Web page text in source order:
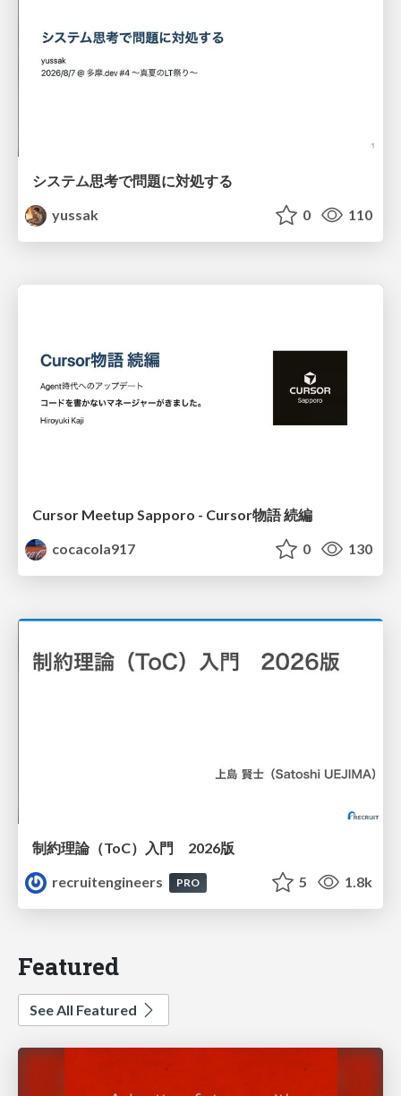
システム思考で問題に対処する
yussak
0 110
Cursor Meetup Sapporo - Cursor物語 続編
cocacola917
0 130
制約理論（ToC）入門 2026版
recruitengineers
PRO 5 1.8k
Featured
See All Featured